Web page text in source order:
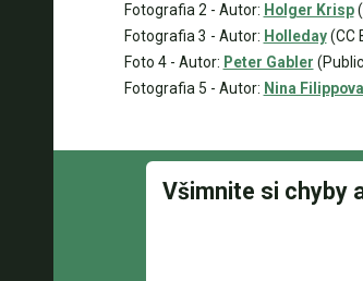
Fotografia 2 - Autor: Holger Krisp
Fotografia 3 - Autor: Holleday(CC
Foto 4 - Autor: Peter Gabler
Fotografia 5 - Autor: Nina Filippova